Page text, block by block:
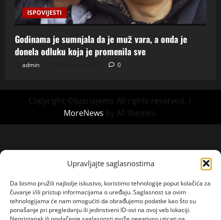
Upravljajte saglasnostima
Da bismo pružili najbolje iskustvo, koristimo tehnologije poput kolačića za
čuvanje i/ili pristup informacijama o uređaju. Saglasnost sa ovim
tehnologijama će nam omogućiti da obrađujemo podatke kao što su
ponašanje pri pregledanju ili jedinstveni ID-ovi na ovoj veb lokaciji.
ISPOVIJESTI
Godinama je sumnjala da je muž vara, a onda je
donela odluku koja je promenila sve
admin 0
Copyright ©Saznajemo All rights reserved. |
MoreNews by AF themes.